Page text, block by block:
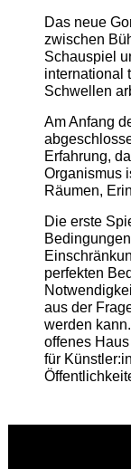
Das neue
zwischen
Schauspiel
international
Schwellen
Am Anfang
Erfahrung,
Organismus
Räumen,
Die erste
perfekten
aus der
werden
offenes
für